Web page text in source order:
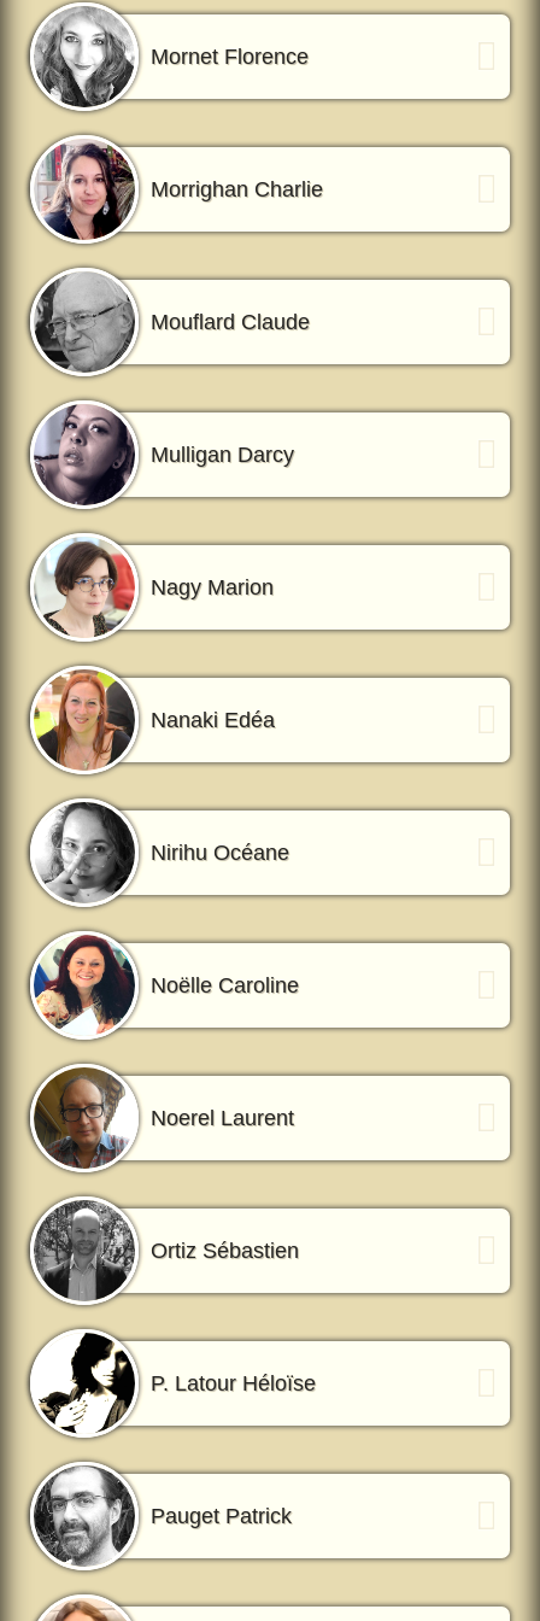
Mornet Florence
Morrighan Charlie
Mouflard Claude
Mulligan Darcy
Nagy Marion
Nanaki Edéa
Nirihu Océane
Noëlle Caroline
Noerel Laurent
Ortiz Sébastien
P. Latour Héloïse
Pauget Patrick